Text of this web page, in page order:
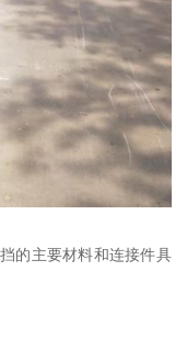
的主要材料和连接件具